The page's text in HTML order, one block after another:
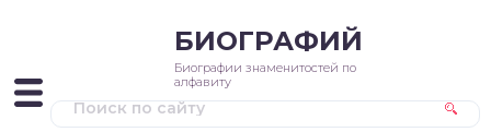
БИОГРАФИЙ
Биографии знаменитостей по
алфавиту